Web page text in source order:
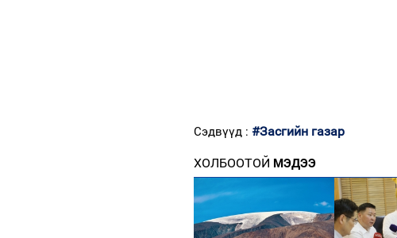
Сэдвүүд : #Засгийн газар
ХОЛБООТОЙ МЭДЭЭ